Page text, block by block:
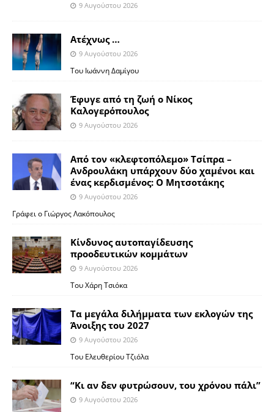
9 Αυγούστου 2026
Ατέχνως …
9 Αυγούστου 2026
Του Ιωάννη Δαμίγου
Έφυγε από τη ζωή ο Νίκος
Καλογερόπουλος
9 Αυγούστου 2026
Από τον «κλεφτοπόλεμο» Τσίπρα –
Ανδρουλάκη υπάρχουν δύο χαμένοι και
ένας κερδισμένος: Ο Μητσοτάκης
9 Αυγούστου 2026
Γράφει ο Γιώργος Λακόπουλος
Κίνδυνος αυτοπαγίδευσης
προοδευτικών κομμάτων
9 Αυγούστου 2026
Του Χάρη Τσιόκα
Τα μεγάλα διλήμματα των εκλογών της
Άνοιξης του 2027
9 Αυγούστου 2026
Του Ελευθερίου Τζιόλα
“Κι αν δεν φυτρώσουν, του χρόνου πάλι”
9 Αυγούστου 2026